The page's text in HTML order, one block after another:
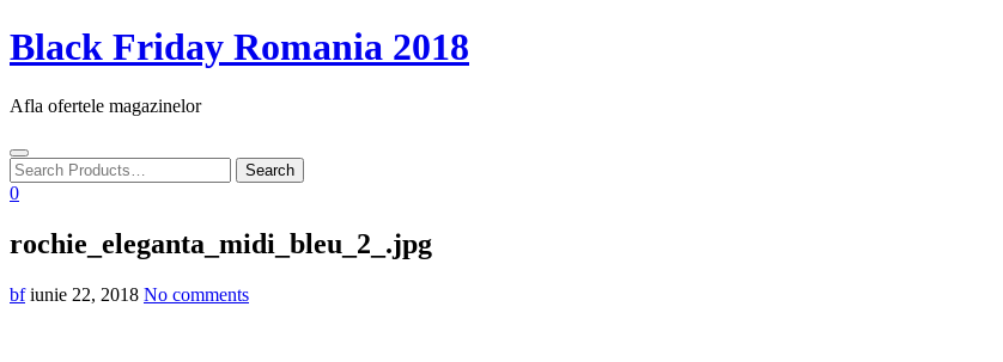
Skip
to
Black Friday Romania 2018
Afla ofertele magazinelor
Toggle
navigation
0
rochie_eleganta_midi_bleu_2_.jpg
bf iunie 22, 2018 No comments